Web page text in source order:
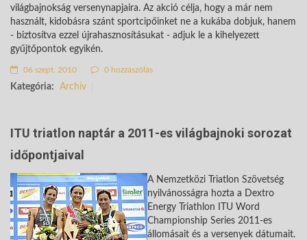
világbajnokság versenynapjaira. Az akció célja, hogy a már nem
használt, kidobásra szánt sportcipőinket ne a kukába dobjuk, hanem
- biztosítva ezzel újrahasznosításukat - adjuk le a kihelyezett
gyűjtőpontok egyikén.
06 szept. 2010 0 hozzászólás
Kategória: Archív
ITU triatlon naptár a 2011-es világbajnoki sorozat
időpontjaival
A Nemzetközi Triatlon Szövetség
nyilvánosságra hozta a Dextro
Energy Triathlon ITU Word
Championship Series 2011-es
állomásait és a versenyek dátumait.